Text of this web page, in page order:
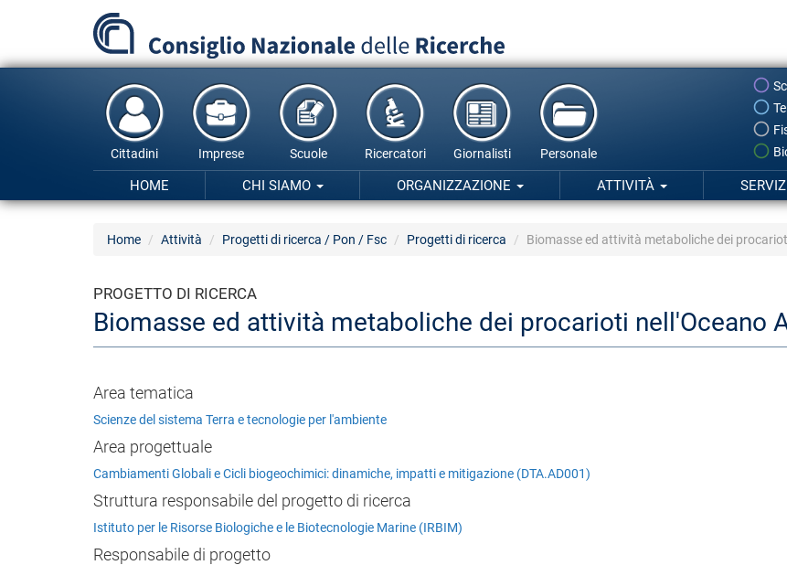
principale
Cittadini Imprese Scuole Ricercatori Giornalisti Personale
HOME CHI SIAMO ORGANIZZAZIONE ATTIVITÀ
Home Attività Progetti di ricerca / Pon / Fsc Progetti di ricerca Biomasse ed attività metaboliche dei
PROGETTO DI RICERCA
Biomasse ed attività metaboliche dei procarioti nell'Oceano
Area tematica
Scienze del sistema Terra e tecnologie per l'ambiente
Area progettuale
Cambiamenti Globali e Cicli biogeochimici: dinamiche, impatti e mitigazione (DTA.AD001)
Struttura responsabile del progetto di ricerca
Istituto per le Risorse Biologiche e le Biotecnologie Marine (IRBIM)
Responsabile di progetto